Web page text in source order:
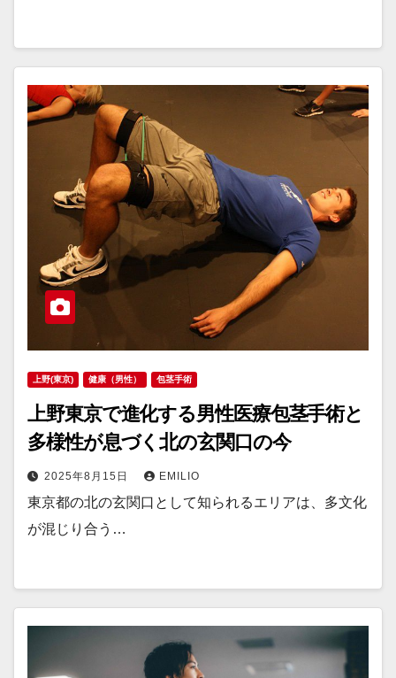
上野(東京) 健康（男性） 包茎手術
上野東京で進化する男性医療包茎手術と
多様性が息づく北の玄関口の今
2025年8月15日 EMILIO
東京都の北の玄関口として知られるエリアは、多文化
が混じり合う…